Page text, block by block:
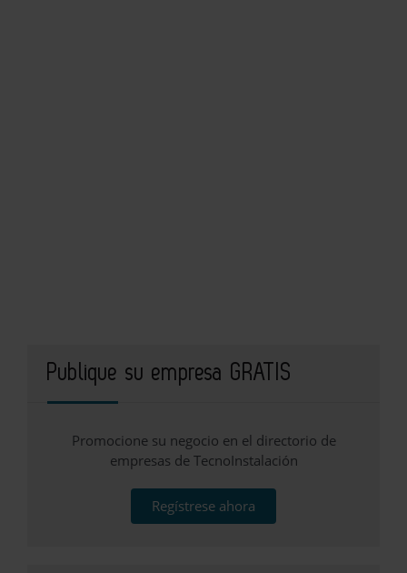
Publique su empresa GRATIS
Promocione su negocio en el directorio de
empresas de TecnoInstalación
Regístrese ahora